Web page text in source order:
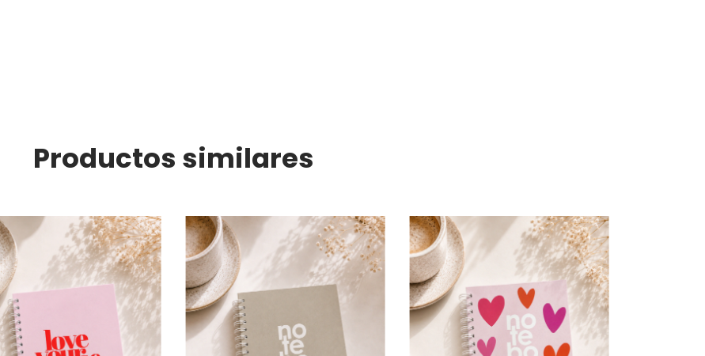
Productos similares